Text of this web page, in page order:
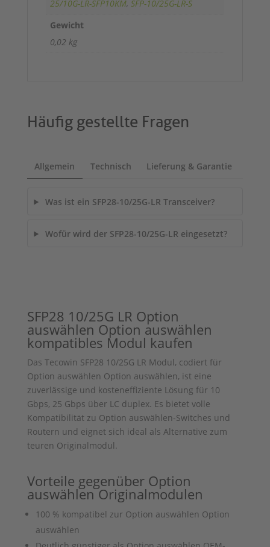
25/10G-LR-SFP10KM, SFP-10/25G-LR-S
Gewicht
0,02 kg
Häufig gestellte Fragen
Allgemein Technisch Lieferung & Garantie
Was ist ein SFP28-10/25G-LR Transceiver?
Wofür wird der SFP28-10/25G-LR eingesetzt?
SFP28 10/25G LR Option
auswählen Option auswählen
kompatibles Modul kaufen
Das Tecowin SFP28 10/25G LR Modul, codiert für
Option auswählen Option auswählen, ist eine
zuverlässige und kosteneffiziente Lösung für 10
Gbps, 25 Gbps über LC duplex. Es bietet volle
Kompatibilität zu Option auswählen-Switches und
Routern und eignet sich ideal als Alternative zum
teuren Originalmodul.
Vorteile gegenüber Option
auswählenOriginalmodulen
100 % kompatibel zur Option auswählen Option
auswählen